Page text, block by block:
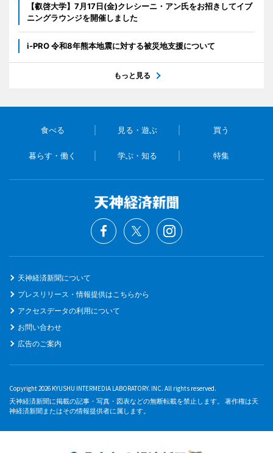
【叡啓大学】7月17日(金)クレシーニ・アン氏をお招きしてイブ
ニングラウンジを開催しました
i-PRO 令和8年熊本地震に対する被災地支援について
もっと見る
食べる 見る・遊ぶ 買う
暮らす・働く 学ぶ・知る 特集
天神経済新聞について
プレスリリース・情報提供はこちらから
アクセスデータの利用について
お問い合わせ
広告のご案内
Copyright 2026 KYUSHU INTERMEDIA LABORATORY. INC. All rights reserved.
天神経済新聞に掲載の記事・写真・図表などの無断転載を禁止します。 著作権は天
神経済新聞またはその情報提供者に属します。